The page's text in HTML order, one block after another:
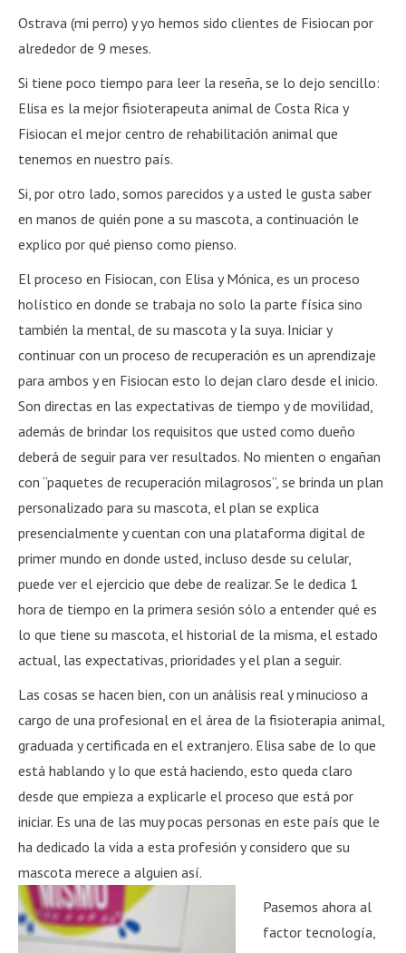
Ostrava (mi perro) y yo hemos sido clientes de Fisiocan por
alrededor de 9 meses.
Si tiene poco tiempo para leer la reseña, se lo dejo sencillo:
Elisa es la mejor fisioterapeuta animal de Costa Rica y
Fisiocan el mejor centro de rehabilitación animal que
tenemos en nuestro país.
Si, por otro lado, somos parecidos y a usted le gusta saber
en manos de quién pone a su mascota, a continuación le
explico por qué pienso como pienso.
El proceso en Fisiocan, con Elisa y Mónica, es un proceso
holístico en donde se trabaja no solo la parte física sino
también la mental, de su mascota y la suya. Iniciar y
continuar con un proceso de recuperación es un aprendizaje
para ambos y en Fisiocan esto lo dejan claro desde el inicio.
Son directas en las expectativas de tiempo y de movilidad,
además de brindar los requisitos que usted como dueño
deberá de seguir para ver resultados. No mienten o engañan
con “paquetes de recuperación milagrosos”, se brinda un plan
personalizado para su mascota, el plan se explica
presencialmente y cuentan con una plataforma digital de
primer mundo en donde usted, incluso desde su celular,
puede ver el ejercicio que debe de realizar. Se le dedica 1
hora de tiempo en la primera sesión sólo a entender qué es
lo que tiene su mascota, el historial de la misma, el estado
actual, las expectativas, prioridades y el plan a seguir.
Las cosas se hacen bien, con un análisis real y minucioso a
cargo de una profesional en el área de la fisioterapia animal,
graduada y certificada en el extranjero. Elisa sabe de lo que
está hablando y lo que está haciendo, esto queda claro
desde que empieza a explicarle el proceso que está por
iniciar. Es una de las muy pocas personas en este país que le
ha dedicado la vida a esta profesión y considero que su
mascota merece a alguien así.
Pasemos ahora al
factor tecnología,